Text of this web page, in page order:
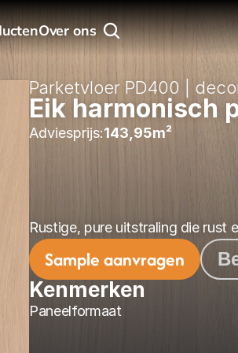
Over ons
Parketvloer PD400 |
Eik harmonisch
Adviesprijs:143,95m²
Rustige, pure uitstraling die rust
Sample aanvragen
Kenmerken
Paneelformaat